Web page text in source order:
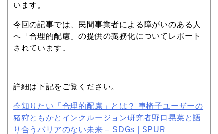
います。
今回の記事では、民間事業者による障がいのある人
へ「合理的配慮」の提供の義務化についてレポート
されています。
詳細は下記をご覧ください。
今知りたい「合理的配慮」とは？ 車椅子ユーザーの
猪狩ともかとインクルージョン研究者野口晃菜と語
り合うバリアのない未来 – SDGs | SPUR